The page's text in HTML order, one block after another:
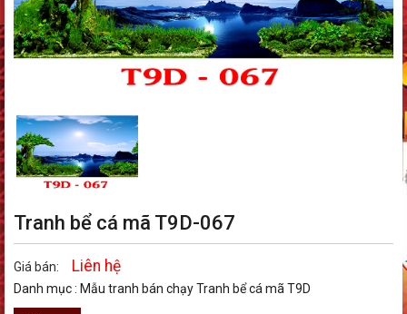
Tranh bể cá mã T9D-067
Giá bán: Liên hệ
Danh mục : Mẫu tranh bán chạyTranh bể cá mã T9D